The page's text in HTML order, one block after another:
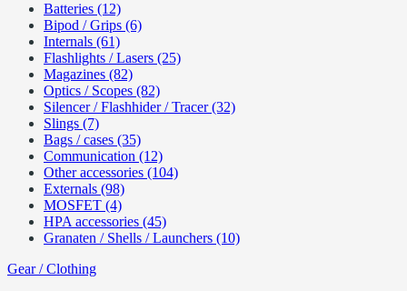
Batteries (12)
Bipod / Grips (6)
Internals (61)
Flashlights / Lasers (25)
Magazines (82)
Optics / Scopes (82)
Silencer / Flashhider / Tracer (32)
Slings (7)
Bags / cases (35)
Communication (12)
Other accessories (104)
Externals (98)
MOSFET (4)
HPA accessories (45)
Granaten / Shells / Launchers (10)
Gear / Clothing